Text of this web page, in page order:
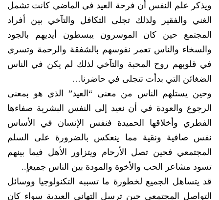
ويذكر علم النفس أن فرحة العيد في الماضي كانت تشمل
الغني والفقير ولذلك تجلى التكافل والتآخي بين أفراد
المجتمع حين كان الموسرون يبسطون أيديهم بالجود
والسخاء والناس تعمر نفوسهم بالشفقة والرحمة وتسري
في قلوبهم روح المحبة والتآخي لذلك لم يكن في الناس
الضغائن التي بدأت تتجلى في حاضرنا…
وحين يستلهم الناس من معنى “العيد” الذي هو بمعنى
الرجوع والعودة في أن نعيد إلى النفس البشرية صفاءها
الفطري وأخلاقها الحميدة فنفس الإنسان في الأساس
نفس صافية ونقية مما ينعكس بالضرورة على السلم
المجتمعي فحين تصل الأرحام ويتزاور الأهل فيما بينهم
تسود مشاعر الحب والأخوة والمودة بين الناس جميعاٍ..
قد يتساهل الجميع لخطورة ما تسببه التكنولوجيا ووسائل
التواصل المجتمعي حين ترسل التهاني العيدية سواء كان